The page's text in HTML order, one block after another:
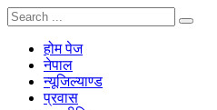
होम पेज
नेपाल
न्यूजिल्याण्ड
प्रवास